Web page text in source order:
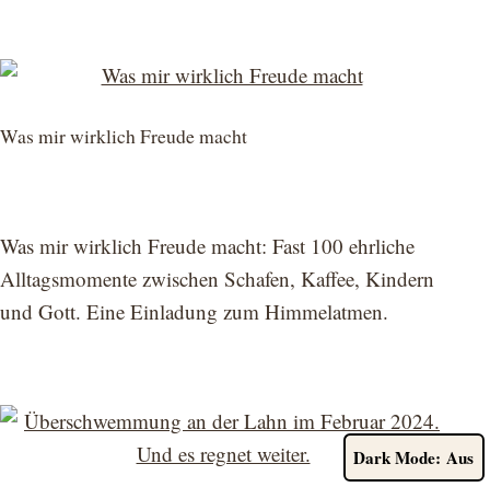
Was mir wirklich Freude macht
Was mir wirklich Freude macht: Fast 100 ehrliche
Alltagsmomente zwischen Schafen, Kaffee, Kindern
und Gott. Eine Einladung zum Himmelatmen.
Dark Mode: